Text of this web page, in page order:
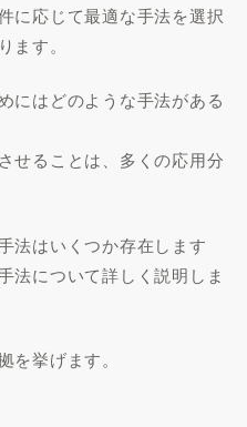
に応じて最適な手法を選択
ます。
にはどのような手法がある
せることは、多くの応用分
法はいくつか存在します
法について詳しく説明しま
を挙げます。